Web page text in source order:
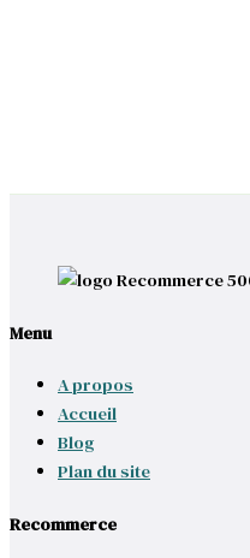
Menu
A propos
Accueil
Blog
Plan du site
Recommerce